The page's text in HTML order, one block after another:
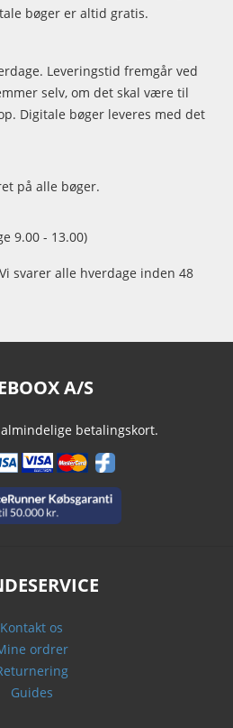
bøger er altid gratis.
Leveringstid fremgår ved
selv, om det skal være til
Digitale bøger leveres med det
på alle bøger.
9.00 - 13.00)
svarer alle hverdage inden 48
A/S
betalingskort.
Kontakt os
ordrer
Guides